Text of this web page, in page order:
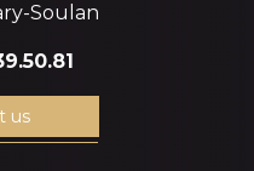
Soulan
us